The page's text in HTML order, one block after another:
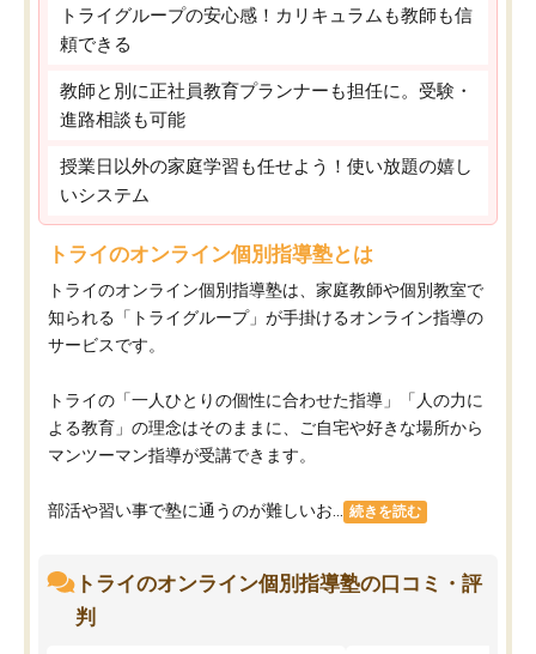
トライグループの安心感！カリキュラムも教師も信
頼できる
教師と別に正社員教育プランナーも担任に。受験・
進路相談も可能
授業日以外の家庭学習も任せよう！使い放題の嬉し
いシステム
トライのオンライン個別指導塾とは
トライのオンライン個別指導塾は、家庭教師や個別教室で
知られる「トライグループ」が手掛けるオンライン指導の
サービスです。
トライの「一人ひとりの個性に合わせた指導」「人の力に
よる教育」の理念はそのままに、ご自宅や好きな場所から
マンツーマン指導が受講できます。
部活や習い事で塾に通うのが難しいお... 続きを読む
トライのオンライン個別指導塾の口コミ・評
判